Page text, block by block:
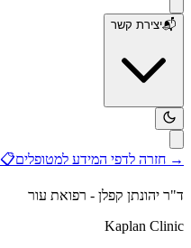
📬יצירת קשר
→ חזרה לדפי המידע למטופלים📋
ד"ר יהונתן קפלן - רפואת עור
Kaplan Clinic